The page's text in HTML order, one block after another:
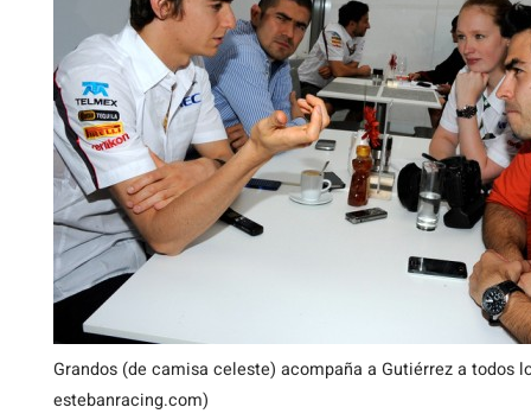
Grandos (de camisa celeste) acompaña a Gutiérrez a todos
estebanracing.com)